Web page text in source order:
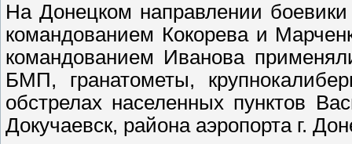
На Донецком направлении
командованием Кокорева и
командованием Иванова
БМП, гранатометы,
обстрелах населенных пунктов
Докучаевск, района аэропорта г.